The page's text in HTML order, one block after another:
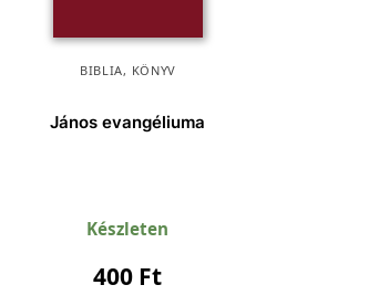
BIBLIA, KÖNYV
János evangéliuma
Készleten
400 Ft